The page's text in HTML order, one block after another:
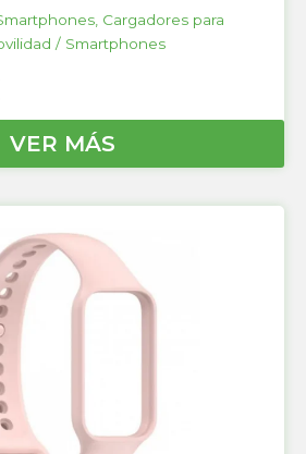
, Cargadores para
/ Smartphones
VER MÁS